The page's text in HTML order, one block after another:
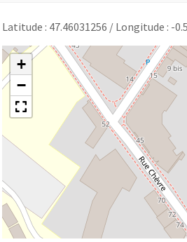
Latitude : 47.46031256 / Longitude : -
+
−
FENÊTRE